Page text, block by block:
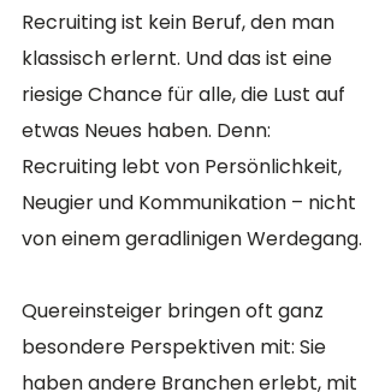
Recruiting ist kein Beruf, den man
klassisch erlernt. Und das ist eine
riesige Chance für alle, die Lust auf
etwas Neues haben. Denn:
Recruiting lebt von Persönlichkeit,
Neugier und Kommunikation – nicht
von einem geradlinigen Werdegang.
Quereinsteiger bringen oft ganz
besondere Perspektiven mit: Sie
haben andere Branchen erlebt, mit